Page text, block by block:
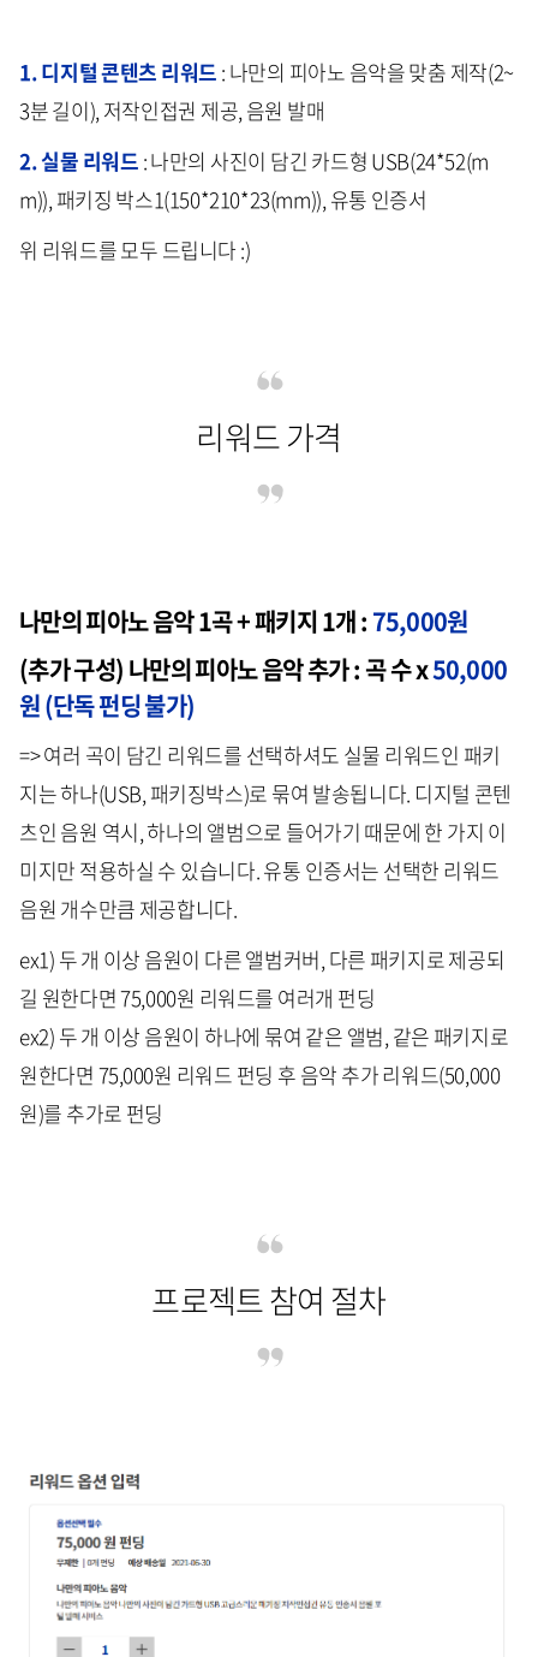
1. 디지털 콘텐츠 리워드 : 나만의 피아노 음악을 맞춤 제작(2~
3분 길이), 저작인접권 제공, 음원 발매
2. 실물 리워드 : 나만의 사진이 담긴 카드형 USB(24*52(m
m)), 패키징 박스1(150*210*23(mm)), 유통 인증서
위 리워드를 모두 드립니다 :)
리워드 가격
나만의 피아노 음악 1곡 + 패키지 1개 : 75,000원
(추가 구성) 나만의 피아노 음악 추가 : 곡 수 x50,000
원 (단독 펀딩 불가)
=> 여러 곡이 담긴 리워드를 선택하셔도 실물 리워드인 패키
지는 하나(USB, 패키징박스)로 묶여 발송됩니다. 디지털 콘텐
츠인 음원 역시, 하나의 앨범으로 들어가기 때문에 한 가지 이
미지만 적용하실 수 있습니다. 유통 인증서는 선택한 리워드
음원 개수만큼 제공합니다.
ex1) 두 개 이상 음원이 다른 앨범커버, 다른 패키지로 제공되
길 원한다면 75,000원 리워드를 여러개 펀딩
ex2) 두 개 이상 음원이 하나에 묶여 같은 앨범, 같은 패키지로
원한다면 75,000원 리워드 펀딩 후 음악 추가 리워드(50,000
원)를 추가로 펀딩
프로젝트 참여 절차